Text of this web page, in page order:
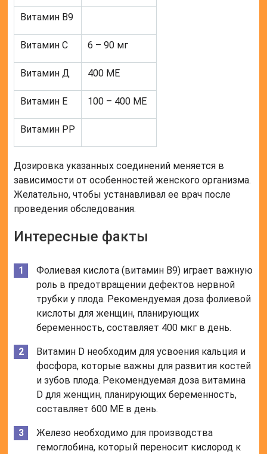
Витамин В9
Витамин С 6 – 90 мг
Витамин Д 400 МЕ
Витамин Е 100 – 400 МЕ
Витамин РР
Дозировка указанных соединений меняется в
зависимости от особенностей женского организма.
Желательно, чтобы устанавливал ее врач после
проведения обследования.
Интересные факты
Фолиевая кислота (витамин B9) играет важную
роль в предотвращении дефектов нервной
трубки у плода. Рекомендуемая доза фолиевой
кислоты для женщин, планирующих
беременность, составляет 400 мкг в день.
Витамин D необходим для усвоения кальция и
фосфора, которые важны для развития костей
и зубов плода. Рекомендуемая доза витамина
D для женщин, планирующих беременность,
составляет 600 МЕ в день.
Железо необходимо для производства
гемоглобина, который переносит кислород к